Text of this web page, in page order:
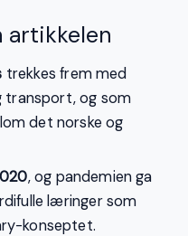
artikkelen
trekkes frem med
transport, og som
det norske og
, og pandemien ga
læringer som
konseptet.